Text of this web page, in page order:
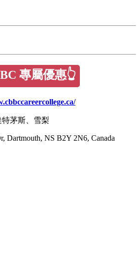
專屬優惠👆
茅斯、雪梨
Dartmouth, NS B2Y 2N6, Canada